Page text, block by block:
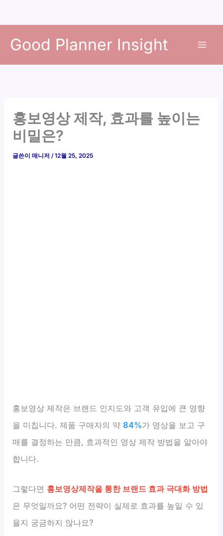
Good Planner Insight
홍보영상 제작, 효과를 높이는
비밀은?
글쓴이매니저/12월 25, 2025
홍보영상 제작은 브랜드 인지도와 고객 유입에 큰 영향
을 미칩니다. 제품 구매자의 약84%가 영상을 보고 구
매를 결정하는 만큼, 효과적인 영상 제작 방법을 알아야
합니다.
그렇다면 홍보영상제작을 통한 브랜드 효과 극대화 방법
은 무엇일까요? 어떤 전략이 실제로 효과를 높일 수 있
을지 궁금하지 않나요?